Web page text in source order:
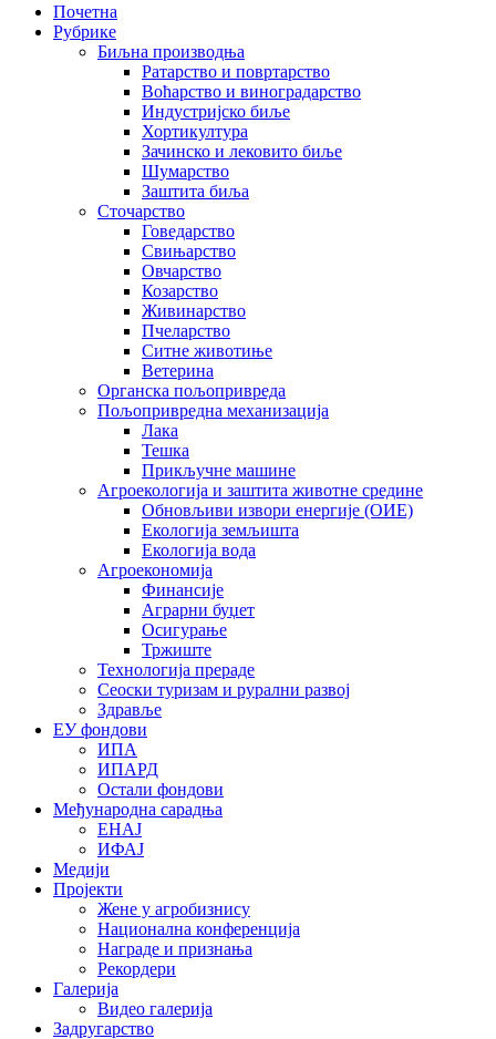
Почетна
Рубрике
Биљна производња
Ратарство и повртарство
Воћарство и виноградарство
Индустријско биље
Хортикултура
Зачинско и лековито биље
Шумарство
Заштита биља
Сточарство
Говедарство
Свињарство
Овчарство
Козарство
Живинарство
Пчеларство
Ситне животиње
Ветерина
Органска пољопривреда
Пољопривредна механизација
Лака
Тешка
Прикључне машине
Агроекологија и заштита животне средине
Обновљиви извори енергије (ОИЕ)
Екологија земљишта
Екологија вода
Агроекономија
Финансије
Аграрни буџет
Осигурање
Тржиште
Технологија прераде
Сеоски туризам и рурални развој
Здравље
ЕУ фондови
ИПА
ИПАРД
Остали фондови
Међународна сарадња
ЕНАЈ
ИФАЈ
Медији
Пројекти
Жене у агробизнису
Национална конференција
Награде и признања
Рекордери
Галерија
Видео галерија
Задругарство